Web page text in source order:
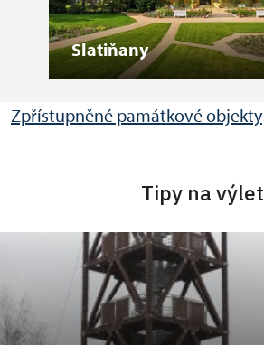
Slatiňany
Zpřístupněné památkové objekty
Tipy na výlet